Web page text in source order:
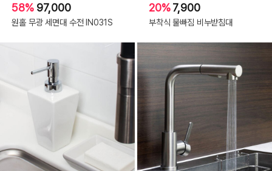
58% 97,000
원홀 무광 세면대 수전 IN031S
20%7,900
부착식 물빠짐 비누받침대